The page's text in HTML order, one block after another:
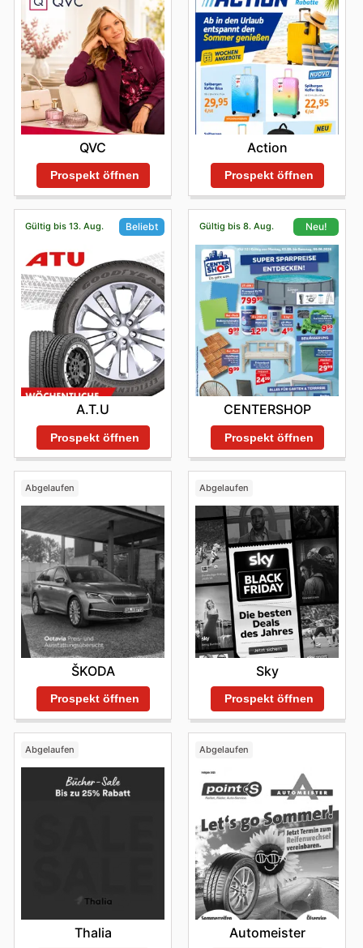
entdecken.
QVC
Prospekt öffnen
Action
Prospekt öffnen
Gültig bis 13. Aug. Beliebt
A.T.U
Prospekt öffnen
Gültig bis 8. Aug. Neu!
CENTERSHOP
Prospekt öffnen
Abgelaufen
ŠKODA
Prospekt öffnen
Abgelaufen
Sky
Prospekt öffnen
Abgelaufen
Thalia
Abgelaufen
Automeister